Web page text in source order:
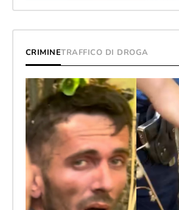
CRIMINETRAFFICO DI DROGA